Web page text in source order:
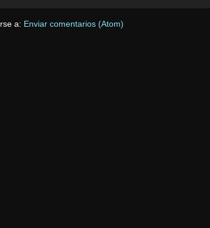
a: Enviar comentarios (Atom)